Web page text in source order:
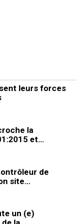
leurs forces
la
et…
de
site…
un (e)